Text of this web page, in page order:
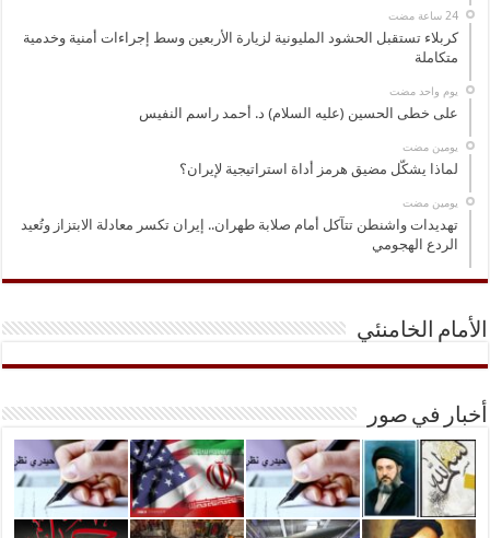
‏24 ساعة مضت
كربلاء تستقبل الحشود المليونية لزيارة الأربعين وسط إجراءات أمنية وخدمية
متكاملة
‏يوم واحد مضت
على خطى الحسين (عليه السلام) د. أحمد راسم النفيس
‏يومين مضت
لماذا يشكّل مضيق هرمز أداة استراتيجية لإيران؟
‏يومين مضت
تهديدات واشنطن تتآكل أمام صلابة طهران.. إيران تكسر معادلة الابتزاز وتُعيد
الردع الهجومي
الأمام الخامنئي
أخبار في صور